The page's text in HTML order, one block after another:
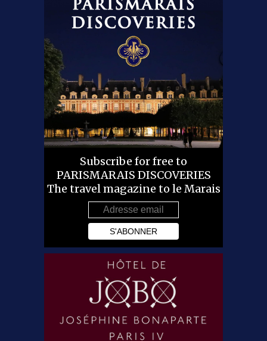
Subscribe for free to
PARISMARAIS DISCOVERIES
The travel magazine to le Marais